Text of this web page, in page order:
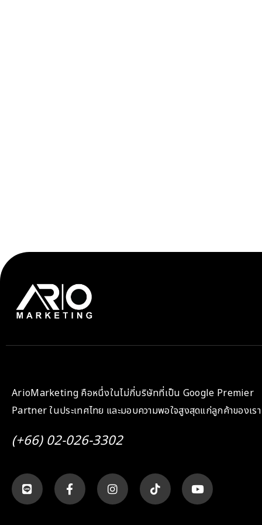
ArioMarketing คือหนึ่งในไม่กี่บริษัทที่เป็น Google Premier
Partner ในประเทศไทย และมอบความพอใจสูงสุดแก่ลูกค้าของเรา
(+66) 02-026-3302